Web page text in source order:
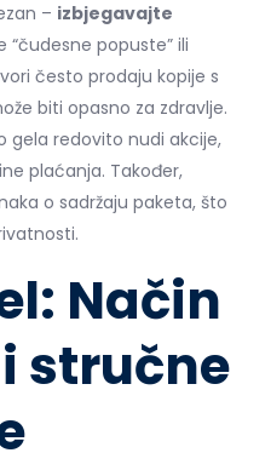
– izbjegavajte
“čudesne popuste” ili
često prodaju kopije s
biti opasno za zdravlje.
gela redovito nudi akcije,
plaćanja. Također,
o sadržaju paketa, što
Način
stručne